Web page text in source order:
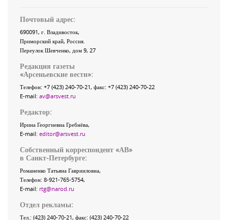
Почтовый адрес:
690091, г. Владивосток,
Приморский край, Россия
Переулок Шевченко, дом 9, 27
Редакция газеты
«Арсеньевские вести»:
Телефон: +7 (423) 240-70-21, факс: +7 (423) 240-70-22
E-mail: av@arsvest.ru
Редактор:
Ирина Георгиевна Гребнёва,
E-mail: editor@arsvest.ru
Собственный корреспондент «АВ»
в Санкт-Петербурге:
Романенко Татьяна Гаврииловна,
Телефон: 8-921-765-5754,
E-mail: rtg@narod.ru
Отдел рекламы:
Тел.: (423) 240-70-21, факс: (423) 240-70-22